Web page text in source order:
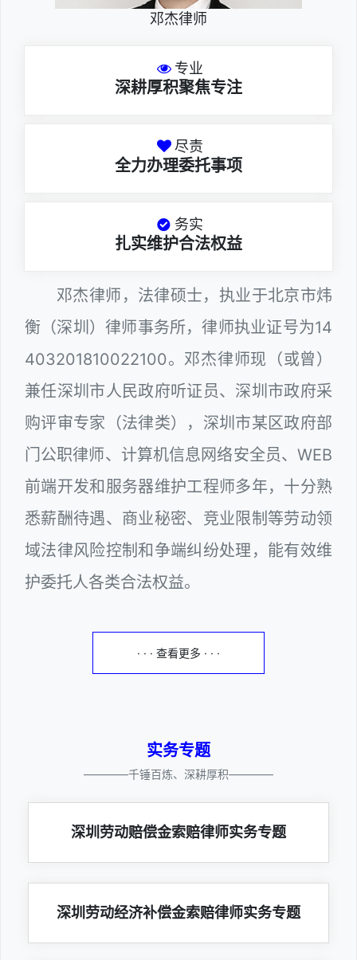
邓杰律师
专业
深耕厚积聚焦专注
尽责
全力办理委托事项
务实
扎实维护合法权益
邓杰律师，法律硕士，执业于北京市炜
衡（深圳）律师事务所，律师执业证号为14
403201810022100。邓杰律师现（或曾）
兼任深圳市人民政府听证员、深圳市政府采
购评审专家（法律类），深圳市某区政府部
门公职律师、计算机信息网络安全员、WEB
前端开发和服务器维护工程师多年，十分熟
悉薪酬待遇、商业秘密、竞业限制等劳动领
域法律风险控制和争端纠纷处理，能有效维
护委托人各类合法权益。
· · · 查看更多 · · ·
实务专题
————千锤百炼、深耕厚积————
深圳劳动赔偿金索赔律师实务专题
深圳劳动经济补偿金索赔律师实务专题